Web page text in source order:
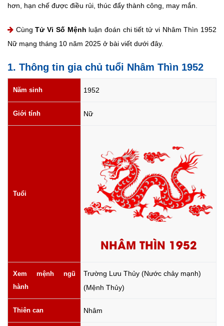
hơn, hạn chế được điều rủi, thúc đẩy thành công, may mắn.
CùngTử Vi Số Mệnh luận đoán chi tiết tử vi Nhâm Thìn 1952
Nữ mạng tháng 10 năm 2025 ở bài viết dưới đây.
1. Thông tin gia chủ tuổi Nhâm Thìn 1952
Năm sinh 1952
Giới tính Nữ
Tuổi
NHÂM THÌN 1952
Xem mệnh ngũ
hành
Trường Lưu Thủy (Nước chảy mạnh)
(Mệnh Thủy)
Thiên can Nhâm